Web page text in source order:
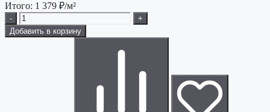
Итого: 1 379 ₽/м²
-
+
Добавить в корзину